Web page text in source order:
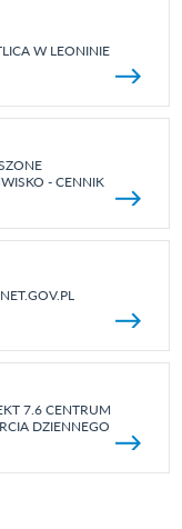
W LEONINIE
- CENNIK
7.6 CENTRUM
DZIENNEGO